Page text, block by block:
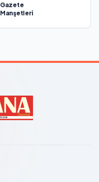
Gazete
Manşetleri